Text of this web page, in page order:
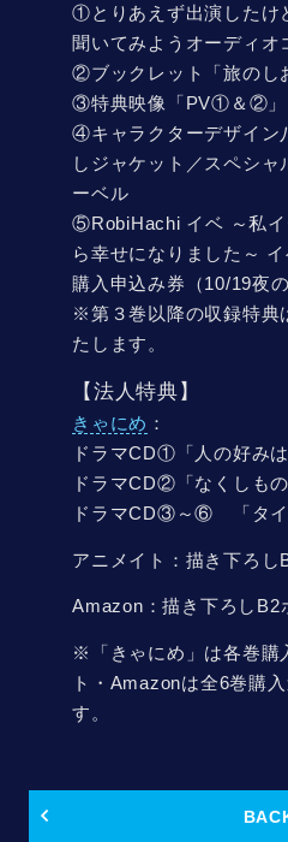
①とりあえず出演したけ
聞いてみようオーディオ
②ブックレット「旅のし
③特典映像「PV①＆②」
④キャラクターデザイン
しジャケット／スペシャ
ーベル
⑤RobiHachi イベ ～私イ
ら幸せになりました～
購入申込み券（10/19夜の
※第３巻以降の収録特典
たします。
【法人特典】
きゃにめ ：
ドラマCD①「人の好みは
ドラマCD②「なくしも
ドラマCD③～⑥ 「タイ
アニメイト：描き下ろし
Amazon：描き下ろしB2
※「きゃにめ」は各巻購
ト・Amazonは全6巻購
す。